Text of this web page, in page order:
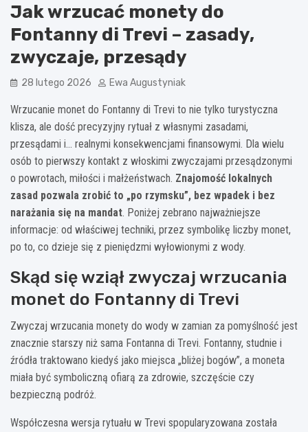
Jak wrzucać monety do
Fontanny di Trevi – zasady,
zwyczaje, przesądy
28 lutego 2026 Ewa Augustyniak
Wrzucanie monet do Fontanny di Trevi to nie tylko turystyczna
klisza, ale dość precyzyjny rytuał z własnymi zasadami,
przesądami i… realnymi konsekwencjami finansowymi. Dla wielu
osób to pierwszy kontakt z włoskimi zwyczajami przesądzonymi
o powrotach, miłości i małżeństwach. Znajomość lokalnych
zasad pozwala zrobić to „po rzymsku”, bez wpadek i bez
narażania się na mandat. Poniżej zebrano najważniejsze
informacje: od właściwej techniki, przez symbolikę liczby monet,
po to, co dzieje się z pieniędzmi wyłowionymi z wody.
Skąd się wziął zwyczaj wrzucania
monet do Fontanny di Trevi
Zwyczaj wrzucania monety do wody w zamian za pomyślność jest
znacznie starszy niż sama Fontanna di Trevi. Fontanny, studnie i
źródła traktowano kiedyś jako miejsca „bliżej bogów”, a moneta
miała być symboliczną ofiarą za zdrowie, szczęście czy
bezpieczną podróż.
Współczesna wersja rytuału w Trevi spopularyzowana została